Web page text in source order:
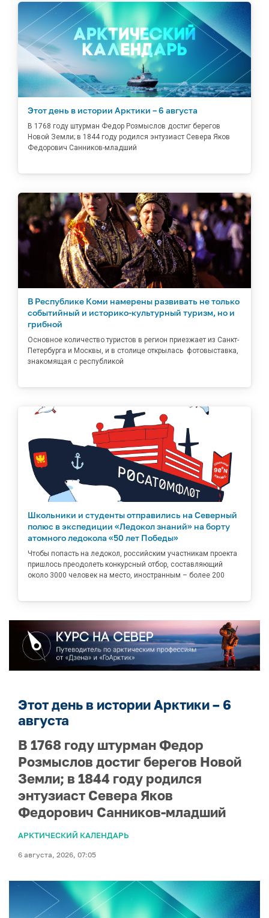
Этот день в истории Арктики – 6 августа
В 1768 году штурман Федор Розмыслов достиг берегов
Новой Земли; в 1844 году родился энтузиаст Севера Яков
Федорович Санников-младший
В Республике Коми намерены развивать не только
событийный и историко-культурный туризм, но и
грибной
Основное количество туристов в регион приезжает из Санкт-
Петербурга и Москвы, и в столице открылась фотовыставка,
знакомящая с республикой
Школьники и студенты отправились на Северный
полюс в экспедиции «Ледокол знаний» на борту
атомного ледокола «50 лет Победы»
Чтобы попасть на ледокол, российским участникам проекта
пришлось преодолеть конкурсный отбор, составляющий
около 3000 человек на место, иностранным – более 200
Этот день в истории Арктики – 6
августа
В 1768 году штурман Федор
Розмыслов достиг берегов Новой
Земли; в 1844 году родился
энтузиаст Севера Яков
Федорович Санников-младший
АРКТИЧЕСКИЙ КАЛЕНДАРЬ
6 августа, 2026, 07:05